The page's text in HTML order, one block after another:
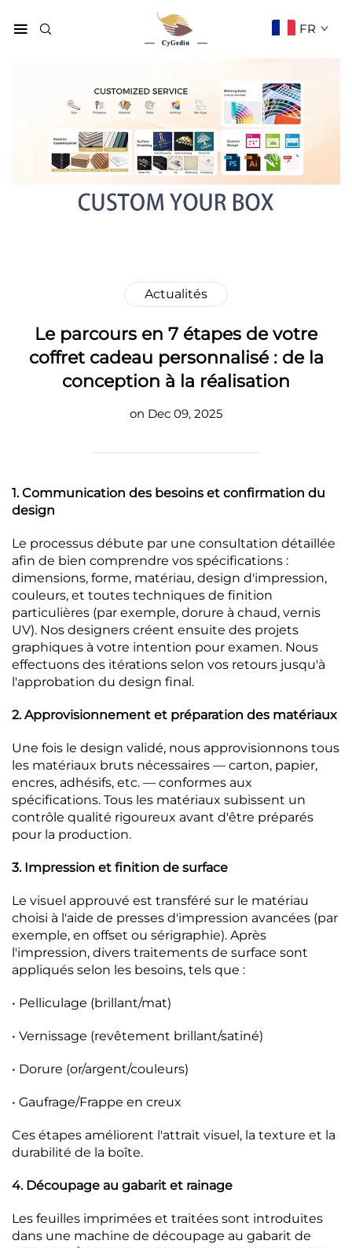
FR
Actualités
Le parcours en 7 étapes de votre
coffret cadeau personnalisé : de la
conception à la réalisation
on Dec 09, 2025
1. Communication des besoins et confirmation du
design
Le processus débute par une consultation détaillée
afin de bien comprendre vos spécifications :
dimensions, forme, matériau, design d'impression,
couleurs, et toutes techniques de finition
particulières (par exemple, dorure à chaud, vernis
UV). Nos designers créent ensuite des projets
graphiques à votre intention pour examen. Nous
effectuons des itérations selon vos retours jusqu'à
l'approbation du design final.
2. Approvisionnement et préparation des matériaux
Une fois le design validé, nous approvisionnons tous
les matériaux bruts nécessaires — carton, papier,
encres, adhésifs, etc. — conformes aux
spécifications. Tous les matériaux subissent un
contrôle qualité rigoureux avant d'être préparés
pour la production.
3. Impression et finition de surface
Le visuel approuvé est transféré sur le matériau
choisi à l'aide de presses d'impression avancées (par
exemple, en offset ou sérigraphie). Après
l'impression, divers traitements de surface sont
appliqués selon les besoins, tels que :
• Pelliculage (brillant/mat)
• Vernissage (revêtement brillant/satiné)
• Dorure (or/argent/couleurs)
• Gaufrage/Frappe en creux
Ces étapes améliorent l'attrait visuel, la texture et la
durabilité de la boîte.
4. Découpage au gabarit et rainage
Les feuilles imprimées et traitées sont introduites
dans une machine de découpage au gabarit de